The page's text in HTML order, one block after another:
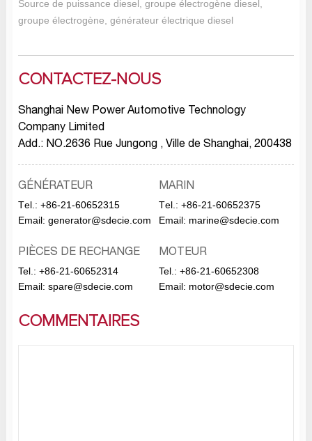
Source de puissance diesel, groupe électrogène diesel,
groupe électrogène, générateur électrique diesel
CONTACTEZ-NOUS
Shanghai New Power Automotive Technology
Company Limited
Add.: NO.2636 Rue Jungong , Ville de Shanghai, 200438
GÉNÉRATEUR
Тel.: +86-21-60652315
Email: generator@sdecie.com
MARIN
Тel.: +86-21-60652375
Email: marine@sdecie.com
PIÈCES DE RECHANGE
Tel.: +86-21-60652314
Email: spare@sdecie.com
MOTEUR
Tel.: +86-21-60652308
Email: motor@sdecie.com
COMMENTAIRES